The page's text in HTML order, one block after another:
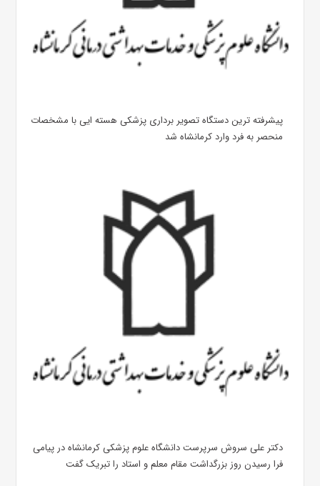
پیشرفته ترین دستگاه تصویر برداری پزشکی هسته ایی با مشخصات
منحصر به فرد وارد کرمانشاه شد
دکتر علی سروش سرپرست دانشگاه علوم پزشکی کرمانشاه در پیامی
فرا رسیدن روز بزرگداشت مقام معلم و استاد را تبریک گفت